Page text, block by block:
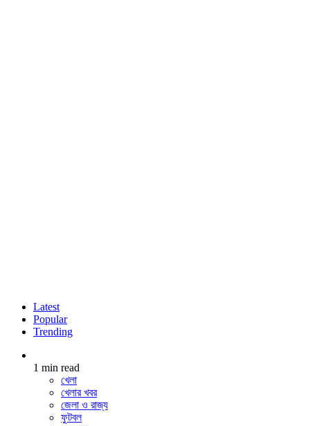
Latest
Popular
Trending
1 min read
খেলা
খেলার খবর
জেলা ও রাজ্য
ফুটবল